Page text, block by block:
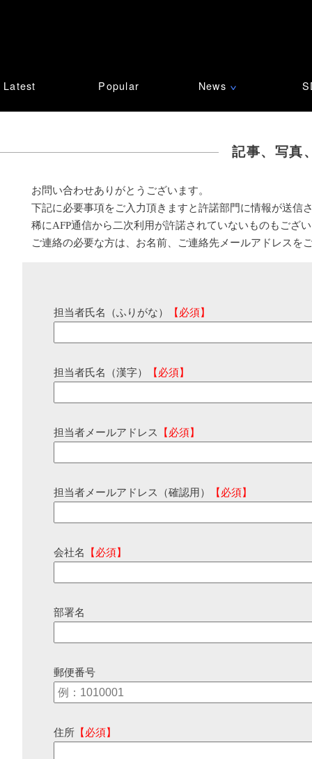
Latest Popular News ∨
記事、写真
お問い合わせありがとうございます。
下記に必要事項をご入力頂きますと許諾部門に情報が送信
稀にAFP通信から二次利用が許諾されていないものもござ
ご連絡の必要な方は、お名前、ご連絡先メールアドレスを
担当者氏名（ふりがな） 【必須】
担当者氏名（漢字） 【必須】
担当者メールアドレス 【必須】
担当者メールアドレス（確認用） 【必須】
会社名 【必須】
部署名
郵便番号
住所 【必須】